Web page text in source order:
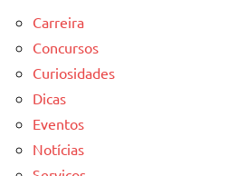
Carreira
Concursos
Curiosidades
Dicas
Eventos
Notícias